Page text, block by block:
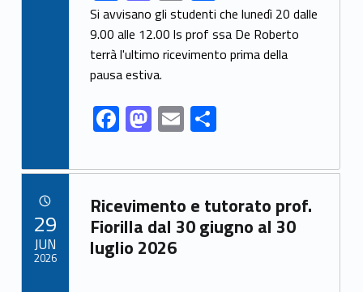
ac
e
b
o
o
k
as
to
d
o
n
m
ai
l
h
ar
e
Si avvisano gli studenti che lunedì 20 dalle
9.00 alle 12.00 ls prof ssa De Roberto
terrà l'ultimo ricevimento prima della
pausa estiva.
F
ac
e
b
o
o
M
as
to
d
o
n
E
m
ai
l
S
ar
e
Link identifier archive #link-archive-80893
Ricevimento e tutorato prof.
Fiorilla dal 30 giugno al 30
luglio 2026
29
JUN
2026